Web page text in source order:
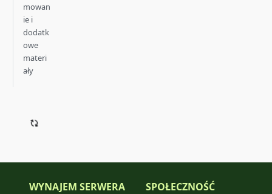
mowan
ie i
dodatk
owe
materi
ały
WYNAJEM SERWERA
SPOŁECZNOŚĆ